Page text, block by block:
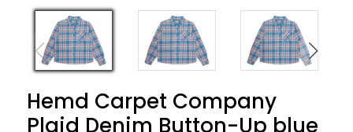
Hemd Carpet Company
Plaid Denim Button-Up blue